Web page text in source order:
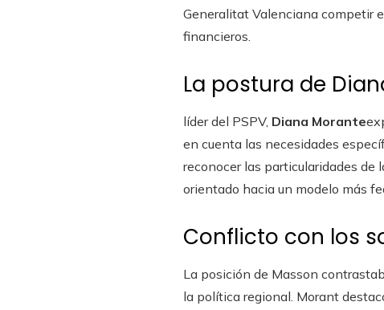
Generalitat Valenciana competir
financieros.
La postura de
líder del PSPV, Diana Morante
en cuenta las necesidades
reconocer las particularidades de
orientado hacia un modelo más
Conflicto con los
La posición de Masson
la política regional. Morant